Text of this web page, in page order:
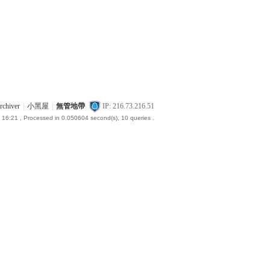
小黑屋 無管地帶 IP: 216.73.216.51
16:21 , Processed in 0.050604 second(s), 10 queries .